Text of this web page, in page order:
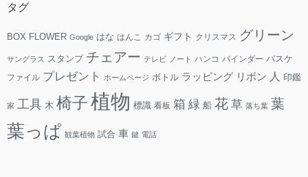
タグ
BOX FLOWER Google はな はんこ カゴ ギフト クリスマス グリーン
サングラス スタンプ チェアー テレビ ノート ハンコ バインダー バスケ
ファイル プレゼント ホームページ ボトル ラッピング リボン 人 印鑑
家 工具 木 椅子植物 標識 看板 箱 緑 船 花 草 落ち葉 葉
葉っぱ 観葉植物 試合 車 鍵 電話